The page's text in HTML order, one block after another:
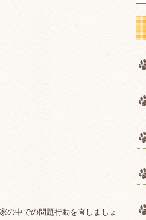
の中での問題行動を直しましょ